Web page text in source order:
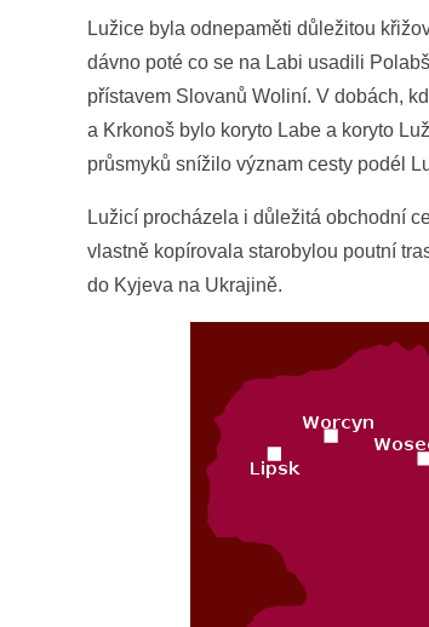
Lužice byla odnepaměti důležitou
dávno poté co se na Labi usadili
přístavem Slovanů Woliní. V dobách,
a Krkonoš bylo koryto Labe a koryto
průsmyků snížilo význam cesty podél
Lužicí procházela i důležitá obchodní
vlastně kopírovala starobylou poutní
do Kyjeva na Ukrajině.